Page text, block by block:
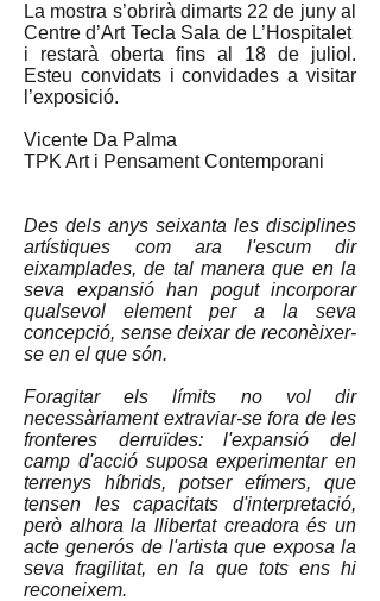
La mostra s’obrirà dimarts 22 de juny al
Centre d’Art Tecla Sala de L’Hospitalet
i restarà oberta fins al 18 de juliol.
Esteu convidats i convidades a visitar
l’exposició.
Vicente Da Palma
TPK Art i Pensament Contemporani
Des dels anys seixanta les disciplines
artístiques com ara l'escum dir
eixamplades, de tal manera que en la
seva expansió han pogut incorporar
qualsevol element per a la seva
concepció, sense deixar de reconèixer-
se en el que són.
Foragitar els límits no vol dir
necessàriament extraviar-se fora de les
fronteres derruïdes: l'expansió del
camp d'acció suposa experimentar en
terrenys híbrids, potser efímers, que
tensen les capacitats d'interpretació,
però alhora la llibertat creadora és un
acte generós de l'artista que exposa la
seva fragilitat, en la que tots ens hi
reconeixem.